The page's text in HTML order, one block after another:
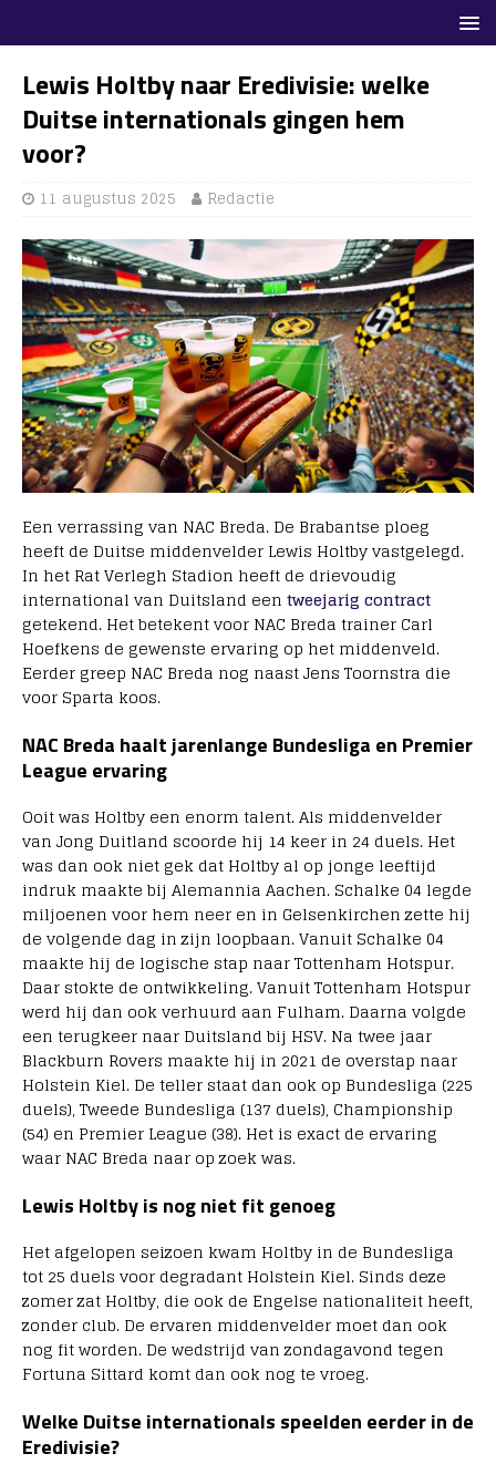
Lewis Holtby naar Eredivisie: welke
Duitse internationals gingen hem
voor?
11 augustus 2025 Redactie
Een verrassing van NAC Breda. De Brabantse ploeg
heeft de Duitse middenvelder Lewis Holtby vastgelegd.
In het Rat Verlegh Stadion heeft de drievoudig
international van Duitsland een tweejarig contract
getekend. Het betekent voor NAC Breda trainer Carl
Hoefkens de gewenste ervaring op het middenveld.
Eerder greep NAC Breda nog naast Jens Toornstra die
voor Sparta koos.
NAC Breda haalt jarenlange Bundesliga en Premier
League ervaring
Ooit was Holtby een enorm talent. Als middenvelder
van Jong Duitland scoorde hij 14 keer in 24 duels. Het
was dan ook niet gek dat Holtby al op jonge leeftijd
indruk maakte bij Alemannia Aachen. Schalke 04 legde
miljoenen voor hem neer en in Gelsenkirchen zette hij
de volgende dag in zijn loopbaan. Vanuit Schalke 04
maakte hij de logische stap naar Tottenham Hotspur.
Daar stokte de ontwikkeling. Vanuit Tottenham Hotspur
werd hij dan ook verhuurd aan Fulham. Daarna volgde
een terugkeer naar Duitsland bij HSV. Na twee jaar
Blackburn Rovers maakte hij in 2021 de overstap naar
Holstein Kiel. De teller staat dan ook op Bundesliga (225
duels), Tweede Bundesliga (137 duels), Championship
(54) en Premier League (38). Het is exact de ervaring
waar NAC Breda naar op zoek was.
Lewis Holtby is nog niet fit genoeg
Het afgelopen seizoen kwam Holtby in de Bundesliga
tot 25 duels voor degradant Holstein Kiel. Sinds deze
zomer zat Holtby, die ook de Engelse nationaliteit heeft,
zonder club. De ervaren middenvelder moet dan ook
nog fit worden. De wedstrijd van zondagavond tegen
Fortuna Sittard komt dan ook nog te vroeg.
Welke Duitse internationals speelden eerder in de
Eredivisie?